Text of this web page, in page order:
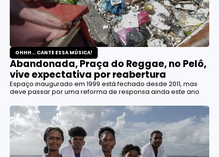
OHHH... CANTE ESSA MÚSICA!
Abandonada, Praça do Reggae, no Pelô,
vive expectativa por reabertura
Espaço inaugurado em 1999 está fechado desde 2011, mas
deve passar por uma reforma de responsa ainda este ano